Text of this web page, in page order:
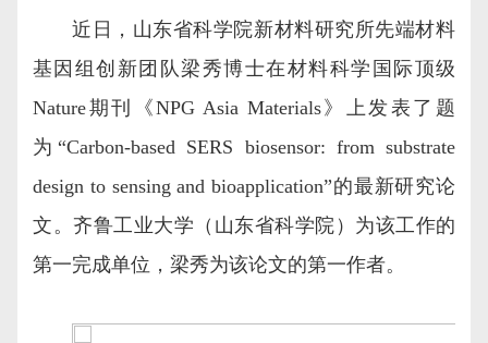
近日，山东省科学院新材料研究所先端材料
基因组创新团队梁秀博士在材料科学国际顶级
Nature期刊《NPG Asia Materials》上发表了题
为“Carbon-based SERS biosensor: from substrate
design to sensing and bioapplication”的最新研究论
文。齐鲁工业大学（山东省科学院）为该工作的
第一完成单位，梁秀为该论文的第一作者。